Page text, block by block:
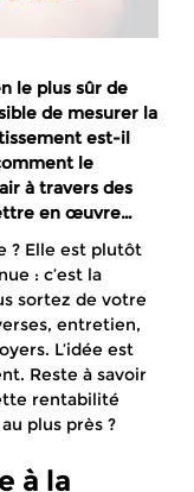
le plus sûr de
de mesurer la
est-il
le
à travers des
en œuvre…
? Elle est plutôt
: c’est la
sortez de votre
entretien,
L’idée est
Reste à savoir
rentabilité
plus près ?
à la